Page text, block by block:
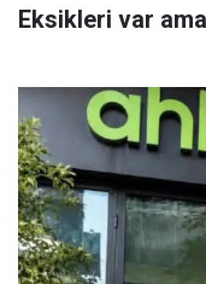
Eksikleri var